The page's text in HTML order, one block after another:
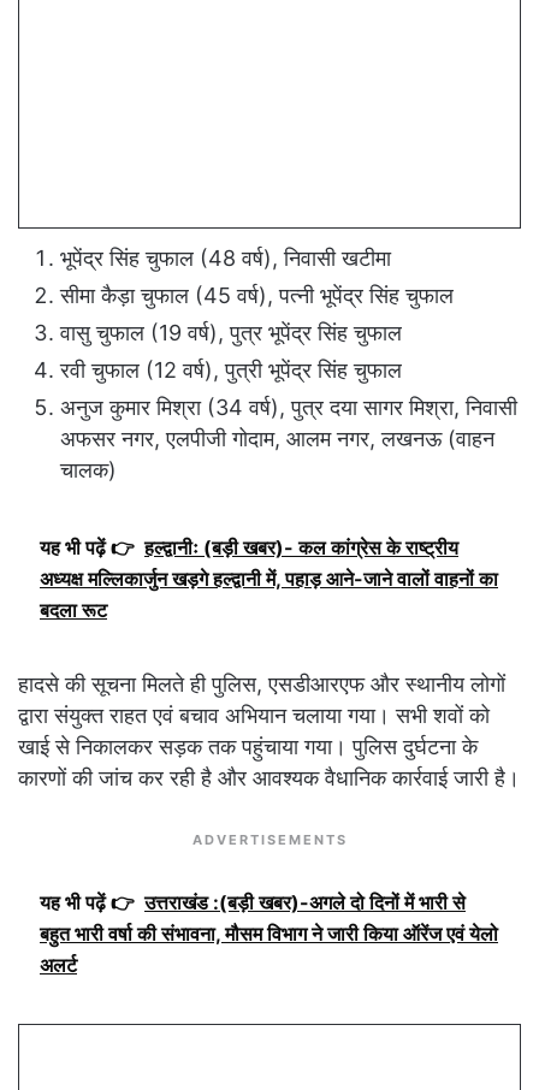
भूपेंद्र सिंह चुफाल (48 वर्ष), निवासी खटीमा
सीमा कैड़ा चुफाल (45 वर्ष), पत्नी भूपेंद्र सिंह चुफाल
वासु चुफाल (19 वर्ष), पुत्र भूपेंद्र सिंह चुफाल
रवी चुफाल (12 वर्ष), पुत्री भूपेंद्र सिंह चुफाल
अनुज कुमार मिश्रा (34 वर्ष), पुत्र दया सागर मिश्रा, निवासी
अफसर नगर, एलपीजी गोदाम, आलम नगर, लखनऊ (वाहन
चालक)
यह भी पढ़ें 👉 हल्द्वानीः (बड़ी खबर)- कल कांग्रेस के राष्ट्रीय
अध्यक्ष मल्लिकार्जुन खड़गे हल्द्वानी में, पहाड़ आने-जाने वालों वाहनों का
बदला रूट
हादसे की सूचना मिलते ही पुलिस, एसडीआरएफ और स्थानीय लोगों
द्वारा संयुक्त राहत एवं बचाव अभियान चलाया गया। सभी शवों को
खाई से निकालकर सड़क तक पहुंचाया गया। पुलिस दुर्घटना के
कारणों की जांच कर रही है और आवश्यक वैधानिक कार्रवाई जारी है।
ADVERTISEMENTS
यह भी पढ़ें 👉 उत्तराखंड :(बड़ी खबर)-अगले दो दिनों में भारी से
बहुत भारी वर्षा की संभावना, मौसम विभाग ने जारी किया ऑरेंज एवं येलो
अलर्ट